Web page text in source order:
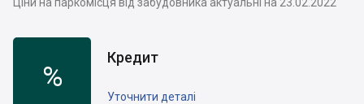
%
Кредит
Уточнити деталі